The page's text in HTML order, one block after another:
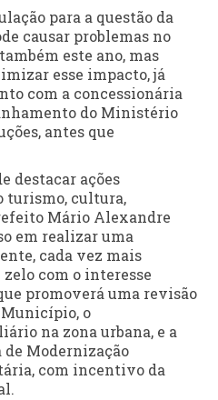
para a questão da
causar problemas no
este ano, mas
esse impacto, já
com a concessionária
do Ministério
antes que
destacar ações
turismo, cultura,
Mário Alexandre
em realizar uma
cada vez mais
com o interesse
promoverá uma revisão
o
na zona urbana, e a
de Modernização
com incentivo da